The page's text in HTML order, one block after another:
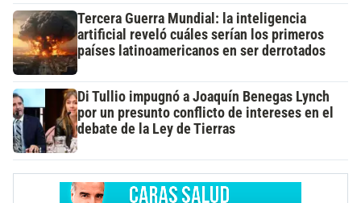
Tercera Guerra Mundial: la inteligencia
artificial reveló cuáles serían los primeros
países latinoamericanos en ser derrotados
Di Tullio impugnó a Joaquín Benegas Lynch
por un presunto conflicto de intereses en el
debate de la Ley de Tierras